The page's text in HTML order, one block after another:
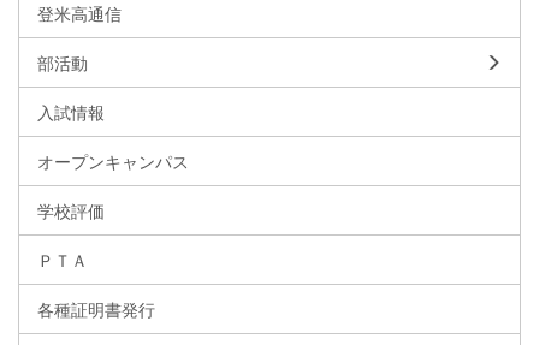
登米高通信
部活動
入試情報
オープンキャンパス
学校評価
ＰＴＡ
各種証明書発行